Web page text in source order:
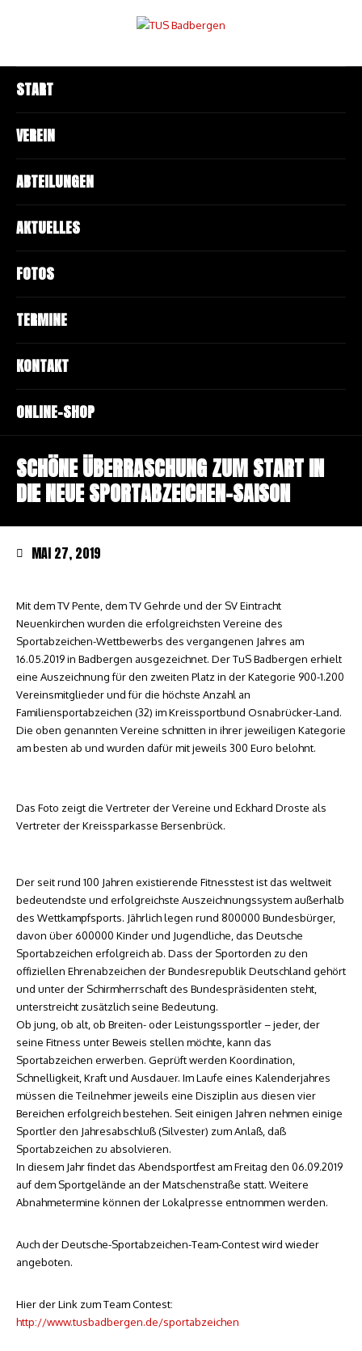
START
VEREIN
ABTEILUNGEN
AKTUELLES
FOTOS
TERMINE
KONTAKT
ONLINE-SHOP
SCHÖNE ÜBERRASCHUNG ZUM START IN
DIE NEUE SPORTABZEICHEN-SAISON
MAI 27, 2019
Mit dem TV Pente, dem TV Gehrde und der SV Eintracht
Neuenkirchen wurden die erfolgreichsten Vereine des
Sportabzeichen-Wettbewerbs des vergangenen Jahres am
16.05.2019 in Badbergen ausgezeichnet. Der TuS Badbergen erhielt
eine Auszeichnung für den zweiten Platz in der Kategorie 900-1.200
Vereinsmitglieder und für die höchste Anzahl an
Familiensportabzeichen (32) im Kreissportbund Osnabrücker-Land.
Die oben genannten Vereine schnitten in ihrer jeweiligen Kategorie
am besten ab und wurden dafür mit jeweils 300 Euro belohnt.
Das Foto zeigt die Vertreter der Vereine und Eckhard Droste als
Vertreter der Kreissparkasse Bersenbrück.
Der seit rund 100 Jahren existierende Fitnesstest ist das weltweit
bedeutendste und erfolgreichste Auszeichnungssystem außerhalb
des Wettkampfsports. Jährlich legen rund 800000 Bundesbürger,
davon über 600000 Kinder und Jugendliche, das Deutsche
Sportabzeichen erfolgreich ab. Dass der Sportorden zu den
offiziellen Ehrenabzeichen der Bundesrepublik Deutschland gehört
und unter der Schirmherrschaft des Bundespräsidenten steht,
unterstreicht zusätzlich seine Bedeutung.
Ob jung, ob alt, ob Breiten- oder Leistungssportler – jeder, der
seine Fitness unter Beweis stellen möchte, kann das
Sportabzeichen erwerben. Geprüft werden Koordination,
Schnelligkeit, Kraft und Ausdauer. Im Laufe eines Kalenderjahres
müssen die Teilnehmer jeweils eine Disziplin aus diesen vier
Bereichen erfolgreich bestehen. Seit einigen Jahren nehmen einige
Sportler den Jahresabschluß (Silvester) zum Anlaß, daß
Sportabzeichen zu absolvieren.
In diesem Jahr findet das Abendsportfest am Freitag den 06.09.2019
auf dem Sportgelände an der Matschenstraße statt. Weitere
Abnahmetermine können der Lokalpresse entnommen werden.
Auch der Deutsche-Sportabzeichen-Team-Contest wird wieder
angeboten.
Hier der Link zum Team Contest:
http://www.tusbadbergen.de/sportabzeichen